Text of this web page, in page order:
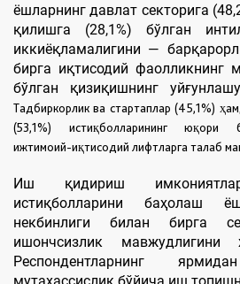
ёшларнинг давлат секторига
қилишга (28,1%) бўлган
иккиёқламалигини —
бирга иқтисодий фаолликнинг
бўлган қизиқишнинг
Тадбиркорлик ва стартаплар (45,1%)
(53,1%) истиқболларининг юқори
ижтимоий-иқтисодий лифтларга талаб
Иш қидириш
истиқболларини баҳолаш
некбинлиги билан бирга
ишончсизлик
Респондентларнинг
мутахассислик бўйича иш